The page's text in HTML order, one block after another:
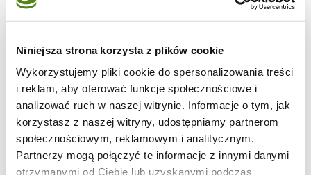
Niniejsza strona korzysta z plików cookie
Wykorzystujemy pliki cookie do spersonalizowania treści
i reklam, aby oferować funkcje społecznościowe i
analizować ruch w naszej witrynie. Informacje o tym, jak
korzystasz z naszej witryny, udostępniamy partnerom
społecznościowym, reklamowym i analitycznym.
Partnerzy mogą połączyć te informacje z innymi danymi
otrzymanymi od Ciebie lub uzyskanymi podczas